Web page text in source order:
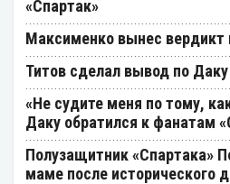
«Спартак»
Максименко вынес вердикт
Титов сделал вывод по Даку
«Не судите меня по тому,
Даку обратился к фанатам
Полузащитник «Спартака»
маме после исторического